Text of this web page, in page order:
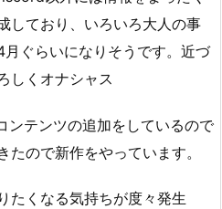
しており、いろいろ大人の事
ぐらいになりそうです。近づ
しくオナシャス
テンツの追加をしているので
ので新作をやっています。
たくなる気持ちが度々発生